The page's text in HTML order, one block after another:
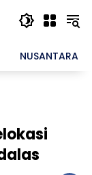
NUSANTARA